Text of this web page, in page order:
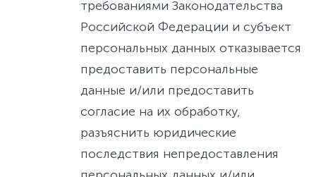
требованиями Законодательства
Российской Федерации и субъект
персональных данных отказывается
предоставить персональные
данные и/или предоставить
согласие на их обработку,
разъяснить юридические
последствия непредоставления